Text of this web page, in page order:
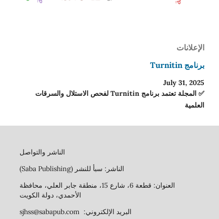
الإعلانات
برنامج Turnitin
July 31, 2025
✅ المجلة تعتمد برنامج Turnitin لفحص الاستلال والسرقات
العلمية
الناشر والتواصل
الناشر: سبأ للنشر (Saba Publishing)
العنوان: قطعة 6، شارع 15، منطقة جابر العلي، محافظة
الأحمدي، دولة الكويت
البريد الإلكتروني: sjhss@sabapub.com